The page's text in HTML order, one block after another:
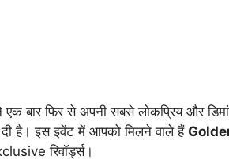
बार फिर से अपनी सबसे लोकप्रिय और
दी है। इस इवेंट में आपको मिलने वाले हैं
रिवॉर्ड्स।